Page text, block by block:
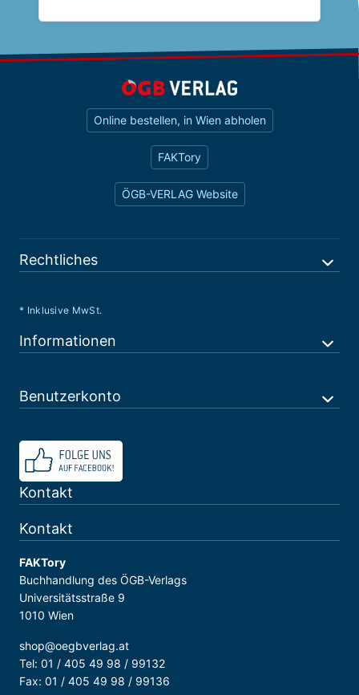
Online bestellen, in Wien abholen
FAKTory
ÖGB-VERLAG Website
Rechtliches
* Inklusive MwSt.
Informationen
Benutzerkonto
Kontakt
Kontakt
FAKTory
Buchhandlung des ÖGB-Verlags
Universitätsstraße 9
1010 Wien
shop@oegbverlag.at
Tel: 01 / 405 49 98 / 99132
Fax: 01 / 405 49 98 / 99136